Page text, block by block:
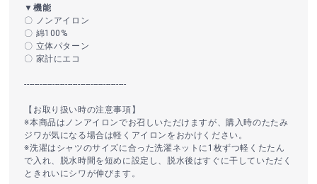
▼機能
〇 ノンアイロン
〇 綿100%
〇 立体パターン
〇 家計にエコ
----------------------------------------
【お取り扱い時の注意事項】
※本商品はノンアイロンでお召しいただけますが、購入時のたたみ
ジワが気になる場合は軽くアイロンをおかけください。
※洗濯はシャツのサイズに合った洗濯ネットに1枚ずつ軽くたたん
で入れ、脱水時間を短めに設定し、脱水後はすぐに干していただく
ときれいにシワが伸びます。